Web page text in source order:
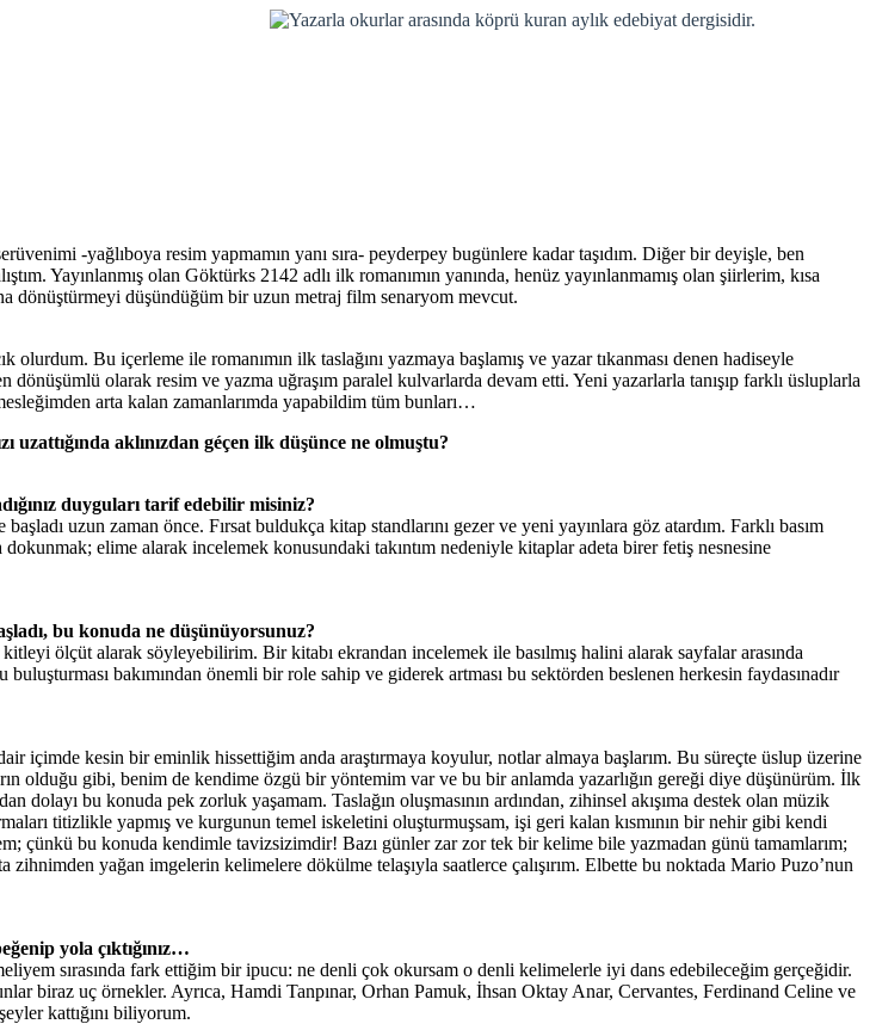
-yağlıboya resim yapmamın yanı sıra- peyderpey bugünlere kadar taşıdım. Diğer bir deyişle, ben
Yayınlanmış olan Göktürks 2142 adlı ilk romanımın yanında, henüz yayınlanmamış olan şiirlerim, kısa
dönüştürmeyi düşündüğüm bir uzun metraj film senaryom mevcut.
Bu içerleme ile romanımın ilk taslağını yazmaya başlamış ve yazar tıkanması denen hadiseyle
olarak resim ve yazma uğraşım paralel kulvarlarda devam etti. Yeni yazarlarla tanışıp farklı üsluplarla
arta kalan zamanlarımda yapabildim tüm bunları…
uzattığında aklınızdan géçen ilk düşünce ne olmuştu?
duyguları tarif edebilir misiniz?
uzun zaman önce. Fırsat buldukça kitap standlarını gezer ve yeni yayınlara göz atardım. Farklı basım
elime alarak incelemek konusundaki takıntım nedeniyle kitaplar adeta birer fetiş nesnesine
bu konuda ne düşünüyorsunuz?
ölçüt alarak söyleyebilirim. Bir kitabı ekrandan incelemek ile basılmış halini alarak sayfalar arasında
bakımından önemli bir role sahip ve giderek artması bu sektörden beslenen herkesin faydasınadır
içimde kesin bir eminlik hissettiğim anda araştırmaya koyulur, notlar almaya başlarım. Bu süreçte üslup üzerine
olduğu gibi, benim de kendime özgü bir yöntemim var ve bu bir anlamda yazarlığın gereği diye düşünürüm. İlk
bu konuda pek zorluk yaşamam. Taslağın oluşmasının ardından, zihinsel akışıma destek olan müzik
titizlikle yapmış ve kurgunun temel iskeletini oluşturmuşsam, işi geri kalan kısmının bir nehir gibi kendi
çünkü bu konuda kendimle tavizsizimdir! Bazı günler zar zor tek bir kelime bile yazmadan günü tamamlarım;
zihnimden yağan imgelerin kelimelere dökülme telaşıyla saatlerce çalışırım. Elbette bu noktada Mario Puzo’nun
yola çıktığınız…
sırasında fark ettiğim bir ipucu: ne denli çok okursam o denli kelimelerle iyi dans edebileceğim gerçeğidir.
biraz uç örnekler. Ayrıca, Hamdi Tanpınar, Orhan Pamuk, İhsan Oktay Anar, Cervantes, Ferdinand Celine ve
kattığını biliyorum.